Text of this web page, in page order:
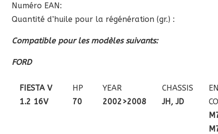
Numéro EAN:
Quantité d’huile pour la régénération (gr.) :
Compatible pour les modèles suivants:
FORD
FIESTA V
1.2 16V
HP
70
YEAR
2002>2008
CHASSIS
JH, JD